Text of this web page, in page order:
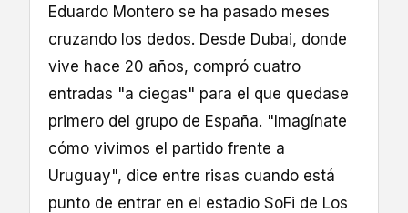
Eduardo Montero se ha pasado meses
cruzando los dedos. Desde Dubai, donde
vive hace 20 años, compró cuatro
entradas "a ciegas" para el que quedase
primero del grupo de España. "Imagínate
cómo vivimos el partido frente a
Uruguay", dice entre risas cuando está
punto de entrar en el estadio SoFi de Los